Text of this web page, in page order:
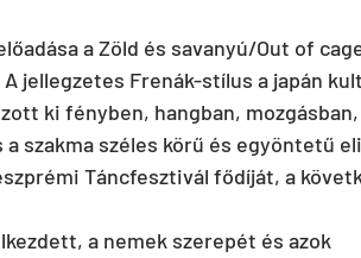
a Zöld és savanyú/Out of
jellegzetes Frenák-stílus a japán
ki fényben, hangban, mozgásban,
szakma széles körű és egyöntetű
Táncfesztivál fődíját, a
a nemek szerepét és azok